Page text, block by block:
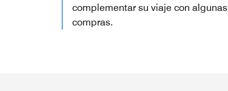
complementar su viaje con algunas
compras.